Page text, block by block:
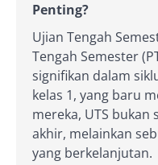
Penting?
Ujian Tengah
Tengah Semester
signifikan dalam
kelas 1, yang baru
mereka, UTS bukan
akhir, melainkan
yang berkelanjutan.